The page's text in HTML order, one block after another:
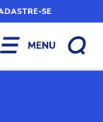
SE
MENU